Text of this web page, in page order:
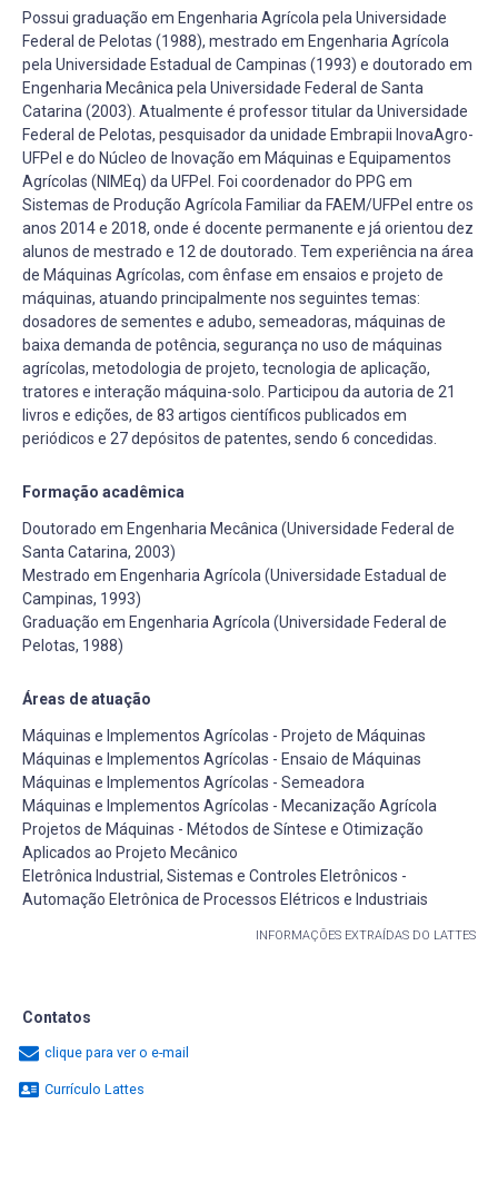
Possui graduação em Engenharia Agrícola pela Universidade
Federal de Pelotas (1988), mestrado em Engenharia Agrícola
pela Universidade Estadual de Campinas (1993) e doutorado em
Engenharia Mecânica pela Universidade Federal de Santa
Catarina (2003). Atualmente é professor titular da Universidade
Federal de Pelotas, pesquisador da unidade Embrapii InovaAgro-
UFPel e do Núcleo de Inovação em Máquinas e Equipamentos
Agrícolas (NIMEq) da UFPel. Foi coordenador do PPG em
Sistemas de Produção Agrícola Familiar da FAEM/UFPel entre os
anos 2014 e 2018, onde é docente permanente e já orientou dez
alunos de mestrado e 12 de doutorado. Tem experiência na área
de Máquinas Agrícolas, com ênfase em ensaios e projeto de
máquinas, atuando principalmente nos seguintes temas:
dosadores de sementes e adubo, semeadoras, máquinas de
baixa demanda de potência, segurança no uso de máquinas
agrícolas, metodologia de projeto, tecnologia de aplicação,
tratores e interação máquina-solo. Participou da autoria de 21
livros e edições, de 83 artigos científicos publicados em
periódicos e 27 depósitos de patentes, sendo 6 concedidas.
Formação acadêmica
Doutorado em Engenharia Mecânica (Universidade Federal de
Santa Catarina, 2003)
Mestrado em Engenharia Agrícola (Universidade Estadual de
Campinas, 1993)
Graduação em Engenharia Agrícola (Universidade Federal de
Pelotas, 1988)
Áreas de atuação
Máquinas e Implementos Agrícolas - Projeto de Máquinas
Máquinas e Implementos Agrícolas - Ensaio de Máquinas
Máquinas e Implementos Agrícolas - Semeadora
Máquinas e Implementos Agrícolas - Mecanização Agrícola
Projetos de Máquinas - Métodos de Síntese e Otimização
Aplicados ao Projeto Mecânico
Eletrônica Industrial, Sistemas e Controles Eletrônicos -
Automação Eletrônica de Processos Elétricos e Industriais
INFORMAÇÕES EXTRAÍDAS DO LATTES
Contatos
clique para ver o e-mail
Currículo Lattes